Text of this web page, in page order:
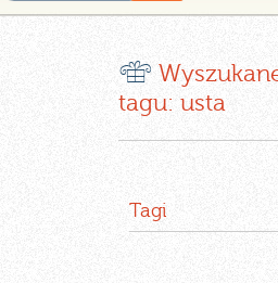
r
tagu: usta
Tagi